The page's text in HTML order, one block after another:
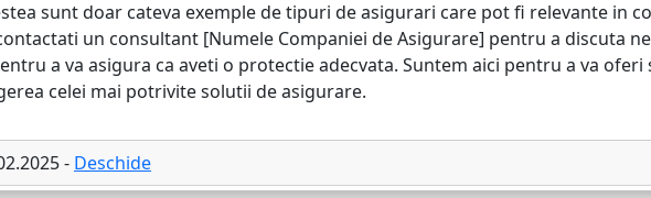
sunt doar cateva exemple de tipuri de asigurari care pot fi relevante in
un consultant [Numele Companiei de Asigurare] pentru a discuta
a va asigura ca aveti o protectie adecvata. Suntem aici pentru a va
celei mai potrivite solutii de asigurare.
- Deschide